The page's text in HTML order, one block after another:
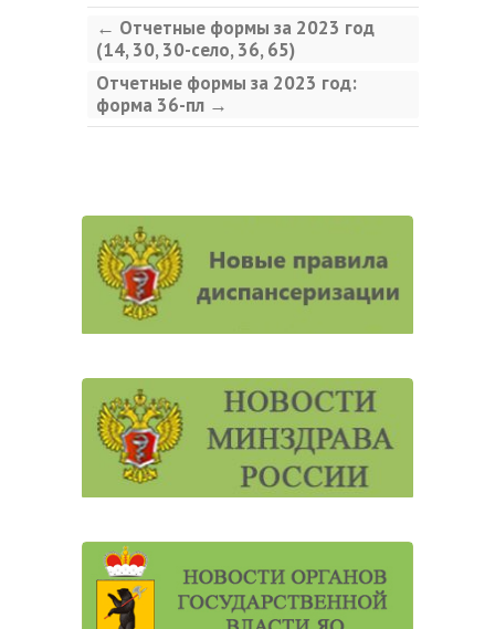
← Отчетные формы за 2023 год
(14, 30, 30-село, 36, 65)
Отчетные формы за 2023 год:
форма 36-пл →